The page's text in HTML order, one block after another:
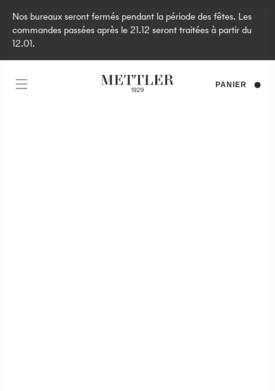
Nos bureaux seront fermés pendant la période des fêtes. Les
commandes passées après le 21.12 seront traitées à partir du
12.01.
PANIER